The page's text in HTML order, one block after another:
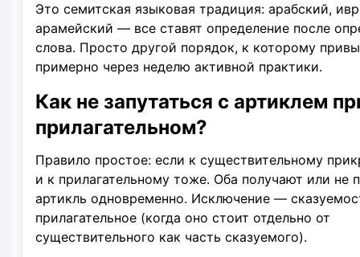
Это семитская языковая традиция: арабский,
арамейский — все ставят определение после
слова. Просто другой порядок, к которому
примерно через неделю активной практики.
Как не запутаться с артиклем
прилагательном?
Правило простое: если к существительному
и к прилагательному тоже. Оба получают или не
артикль одновременно. Исключение —
прилагательное (когда оно стоит отдельно от
существительного как часть сказуемого).